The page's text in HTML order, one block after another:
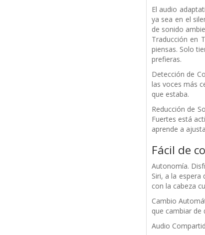
El audio
ya sea en el
de sonido
Traducción en
piensas. Solo
prefieras.
Detección de
las voces más
que estaba.
Reducción de
Fuertes está
aprende a
Fácil de
Autonomía.
Siri, a la espera
con la cabeza
Cambio
que cambiar de
Audio